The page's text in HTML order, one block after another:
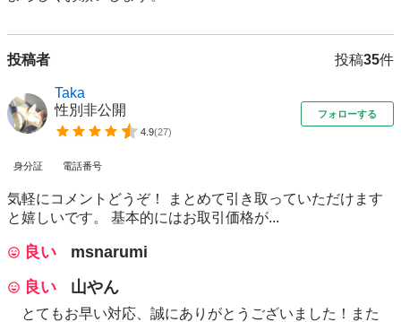
投稿者 投稿35件
Taka
性別非公開
4.9(27)
フォローする
身分証 電話番号
気軽にコメントどうぞ！ まとめて引き取っていただけます
と嬉しいです。 基本的にはお取引価格が...
良い
msnarumi
良い
山やん
とてもお早い対応、誠にありがとうございました！また